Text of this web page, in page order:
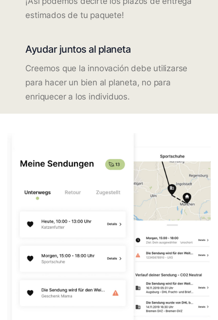
estimados de tu paquete!
Ayudar juntos al planeta
Creemos que la innovación debe utilizarse
para hacer un bien al planeta, no para
enriquecer a los individuos.